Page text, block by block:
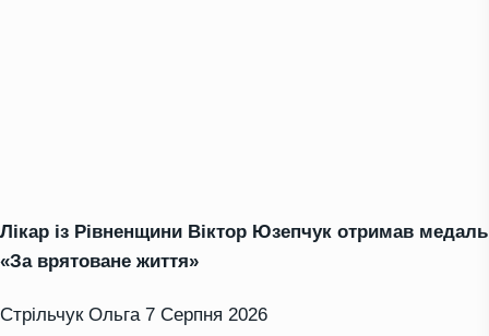
Лікар із Рівненщини Віктор Юзепчук отримав медаль
«За врятоване життя»
Стрільчук Ольга 7 Серпня 2026